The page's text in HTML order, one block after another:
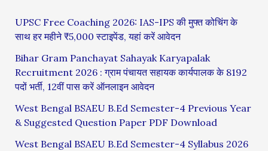
UPSC Free Coaching 2026: IAS-IPS की मुफ्त कोचिंग के
साथ हर महीने ₹5,000 स्टाइपेंड, यहां करें आवेदन
Bihar Gram Panchayat Sahayak Karyapalak
Recruitment 2026 : ग्राम पंचायत सहायक कार्यपालक के 8192
पदों भर्ती, 12वीं पास करें ऑनलाइन आवेदन
West Bengal BSAEU B.Ed Semester-4 Previous Year
& Suggested Question Paper PDF Download
West Bengal BSAEU B.Ed Semester-4 Syllabus 2026